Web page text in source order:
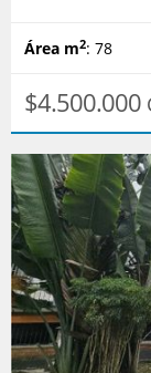
Área m2: 78
$4.500.000